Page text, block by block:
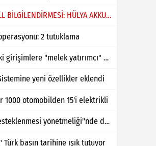
DOĞUBAYAZIT’TA PTTCELL BİLGİLENDİRMESİ: HÜLYA AKKUŞ GAZETEMİZİ ZİYARET ETTİ
2 tutuklama
Başlangıç aşamasındaki girişimlere "melek yatırımcı" desteği
yeni özellikler eklendi
1000 otomobilden 15'i elektrikli
"Sinema sektörünün desteklenmesi yönetmeliği"nde değişiklik yapıldı
Türk basın tarihine ışık tutuyor